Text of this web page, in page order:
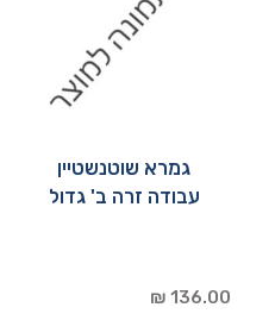
גמרא שוטנשטיין
עבודה זרה ב' גדול
136.00 ₪